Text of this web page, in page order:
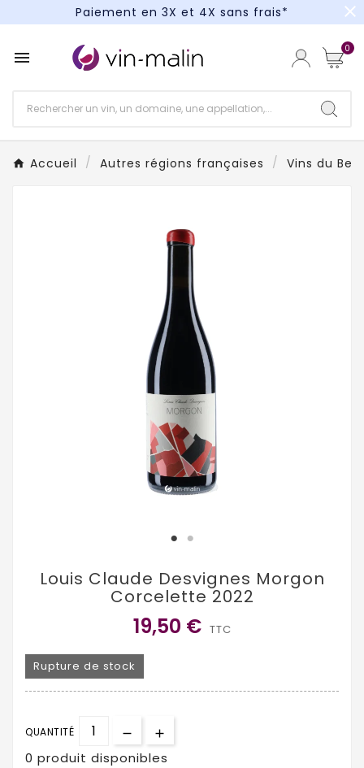
Paiement en 3X et 4X sans frais*
Paiement en 3X et 4X sans frais*
close
 0
Accueil Autres régions françaises Vins du
Louis Claude Desvignes Morgon
Corcelette 2022
19,50 € TTC
Rupture de stock
QUANTITÉ
0 produit disponibles